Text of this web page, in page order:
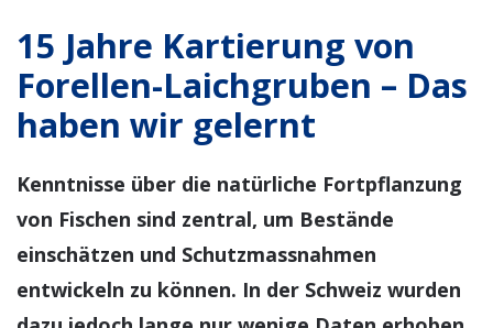
15 Jahre Kartierung von
Forellen-Laichgruben – Das
haben wir gelernt
Kenntnisse über die natürliche Fortpflanzung
von Fischen sind zentral, um Bestände
einschätzen und Schutzmassnahmen
entwickeln zu können. In der Schweiz wurden